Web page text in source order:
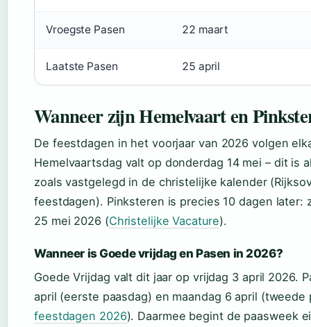
Vroegste Pasen 22 maart
Laatste Pasen 25 april
Wanneer zijn Hemelvaart en
De feestdagen in het voorjaar van 2026 volgen
Hemelvaartsdag valt op donderdag 14 mei – dit is
zoals vastgelegd in de christelijke kalender
feestdagen). Pinksteren is precies 10 dagen later:
25 mei 2026 (Christelijke Vacature).
Wanneer is Goede vrijdag en Pasen in 2026?
Goede Vrijdag valt dit jaar op vrijdag 3 april 2026.
april (eerste paasdag) en maandag 6 april (tweede
feestdagen 2026). Daarmee begint de paasweek